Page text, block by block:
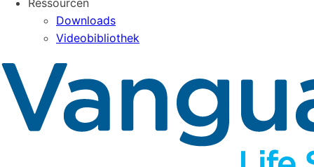
Ressourcen
Downloads
Videobibliothek